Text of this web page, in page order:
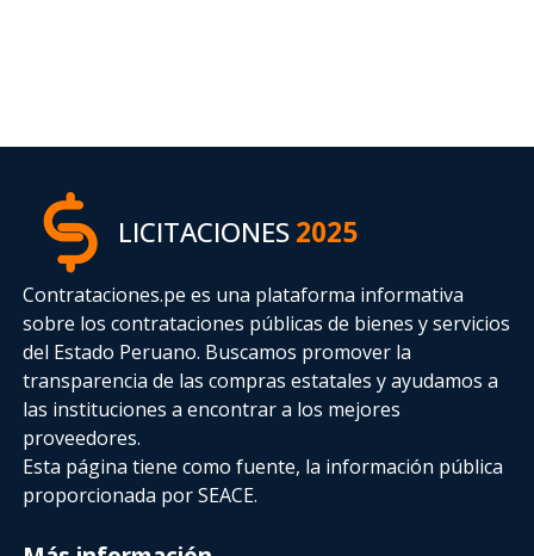
LICITACIONES2025
Contrataciones.pe es una plataforma informativa
sobre los contrataciones públicas de bienes y servicios
del Estado Peruano. Buscamos promover la
transparencia de las compras estatalesy ayudamos a
las instituciones a encontrar a los mejores
proveedores.
Esta página tiene como fuente, la información pública
proporcionada por SEACE.